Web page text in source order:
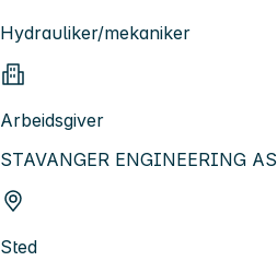
Hydrauliker/mekaniker
Arbeidsgiver
STAVANGER ENGINEERING AS
Sted